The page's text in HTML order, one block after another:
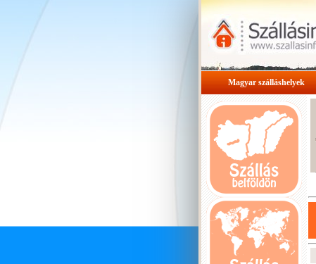
Magyar szálláshelyek